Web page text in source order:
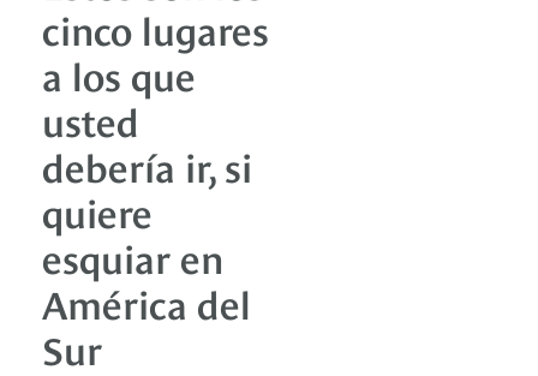
cinco lugares
a los que
usted
debería ir, si
quiere
esquiar en
América del
Sur